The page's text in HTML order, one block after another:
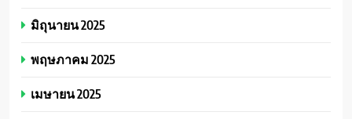
มิถุนายน 2025
พฤษภาคม 2025
เมษายน 2025